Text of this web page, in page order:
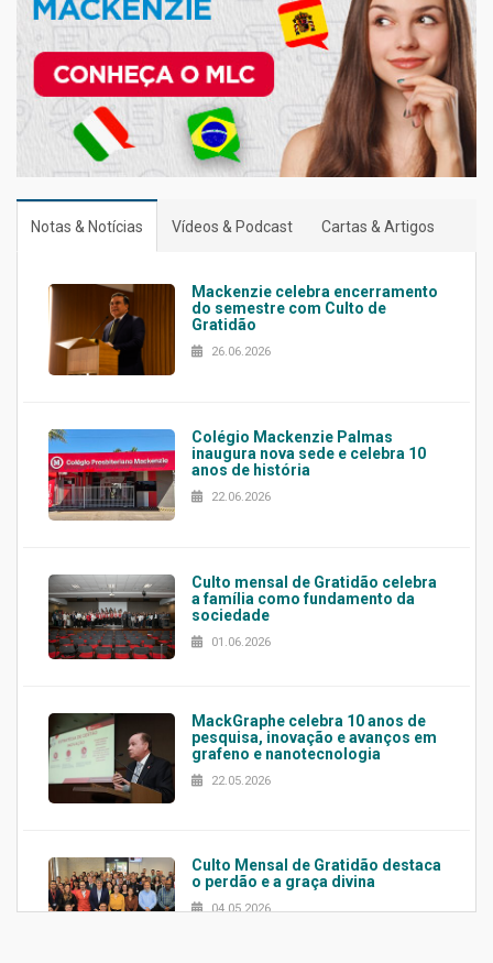
Notas & Notícias Vídeos & Podcast Cartas & Artigos
Mackenzie celebra encerramento
do semestre com Culto de
Gratidão
26.06.2026
Colégio Mackenzie Palmas
inaugura nova sede e celebra 10
anos de história
22.06.2026
Culto mensal de Gratidão celebra
a família como fundamento da
sociedade
01.06.2026
MackGraphe celebra 10 anos de
pesquisa, inovação e avanços em
grafeno e nanotecnologia
22.05.2026
Culto Mensal de Gratidão destaca
o perdão e a graça divina
04.05.2026